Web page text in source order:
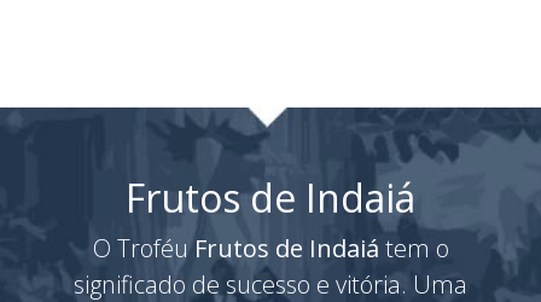
Frutos de Indaiá
O TroféuFrutos de Indaiá tem o
significado de sucesso e vitória. Uma